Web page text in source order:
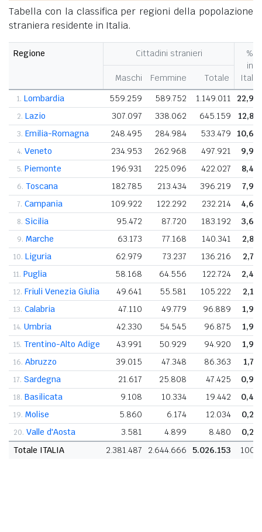
Tabella con la classifica per regioni della popolazione
straniera residente in Italia.
Regione Cittadini stranieri
%
in
Italia
Maschi Femmine Totale
1. Lombardia 559.259 589.752 1.149.011 22,9%
2. Lazio 307.097 338.062 645.159 12,8%
3. Emilia-Romagna 248.495 284.984 533.479 10,6%
4. Veneto 234.953 262.968 497.921 9,9%
5. Piemonte 196.931 225.096 422.027 8,4%
6. Toscana 182.785 213.434 396.219 7,9%
7. Campania 109.922 122.292 232.214 4,6%
8. Sicilia 95.472 87.720 183.192 3,6%
9. Marche 63.173 77.168 140.341 2,8%
10. Liguria 62.979 73.237 136.216 2,7%
11. Puglia 58.168 64.556 122.724 2,4%
12. Friuli Venezia Giulia 49.641 55.581 105.222 2,1%
13. Calabria 47.110 49.779 96.889 1,9%
14. Umbria 42.330 54.545 96.875 1,9%
15. Trentino-Alto Adige 43.991 50.929 94.920 1,9%
16. Abruzzo 39.015 47.348 86.363 1,7%
17. Sardegna 21.617 25.808 47.425 0,9%
18. Basilicata 9.108 10.334 19.442 0,4%
19. Molise 5.860 6.174 12.034 0,2%
20. Valle d'Aosta 3.581 4.899 8.480
0,2%
Totale ITALIA
2.381.487 2.644.666 5.026.153 100%